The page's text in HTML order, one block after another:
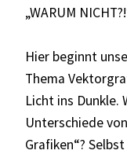
„WARUM
Hier beginnt
Thema
Licht ins Dunkle.
Unterschiede
Grafiken“?